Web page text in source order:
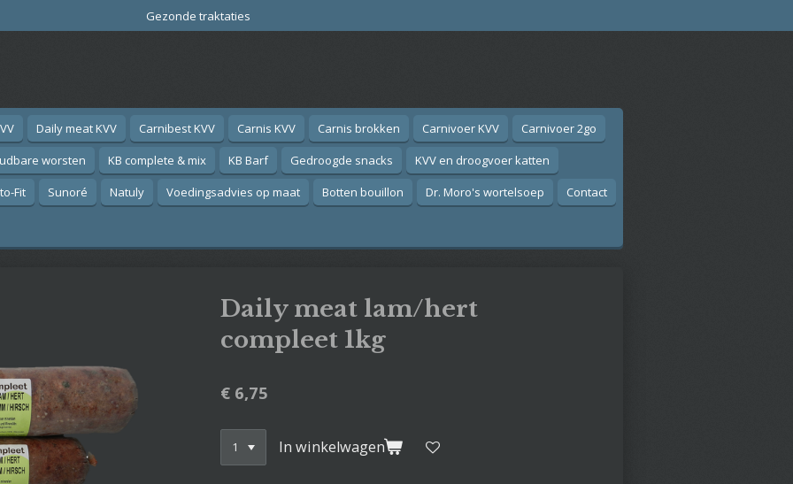
Gezonde traktaties
Daily meat KVV Carnibest KVV Carnis KVV Carnis brokken Carnivoer KVV
Carnivoer 2go
worsten KB complete & mix KB Barf Gedroogde snacks
KVV en droogvoer katten
Fit Sunoré Natuly Voedingsadvies op maat Botten bouillon Dr. Moro's wortelsoep Contact
Daily meat lam/hert
compleet 1kg
€ 6,75
In winkelwagen